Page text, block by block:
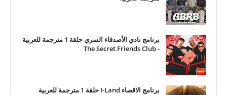
برنامج نادي الأصدقاء السري حلقة 1 مترجمة للعربية
- The Secret Friends Club
برنامج الاقصاء I-Land حلقة 1 مترجمة للعربية